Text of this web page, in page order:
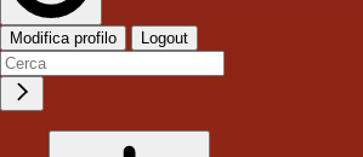
Modifica profilo Logout